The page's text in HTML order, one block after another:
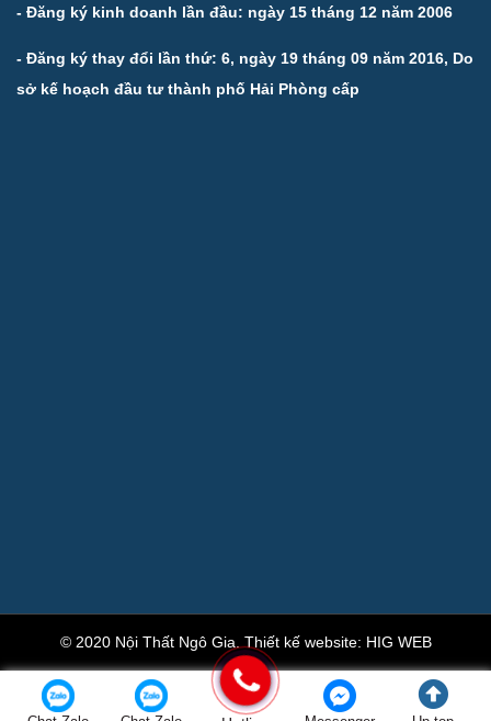
- Đăng ký kinh doanh lần đầu: ngày 15 tháng 12 năm 2006
- Đăng ký thay đổi lần thứ: 6, ngày 19 tháng 09 năm 2016, Do
sở kế hoạch đầu tư thành phố Hải Phòng cấp
© 2020 Nội Thất Ngô Gia. Thiết kế website: HIG WEB